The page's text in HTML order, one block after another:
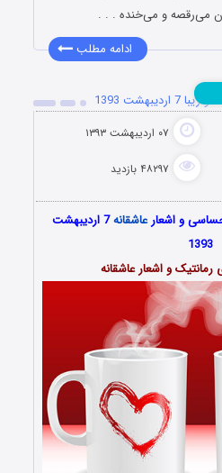
می‌رقصه و می‌خنده . . .
ادامه مطلب
1393
۰۷ اردیبهشت ۱۳۹۳
۴۸۲۹۷ بازدید
و اشعارعاشقانه
7 اردیبهشت
1393